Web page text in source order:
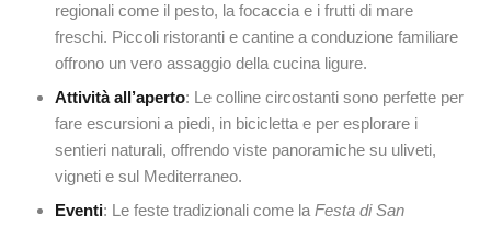
regionali come il pesto, la focaccia e i frutti di mare
freschi. Piccoli ristoranti e cantine a conduzione familiare
offrono un vero assaggio della cucina ligure.
Attività all’aperto: Le colline circostanti sono perfette per
fare escursioni a piedi, in bicicletta e per esplorare i
sentieri naturali, offrendo viste panoramiche su uliveti,
vigneti e sul Mediterraneo.
Eventi: Le feste tradizionali come la Festa di San